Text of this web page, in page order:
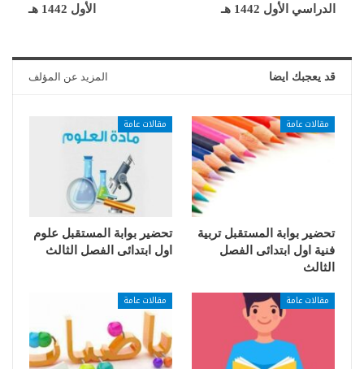
الدراسي الأول 1442 هـ
الأول 1442 هـ
قد يعجبك ايضا المزيد عن المؤلف
مقالات عامة
تحضير بوابة المستقبل تربية
فنية اول ابتدائى الفصل
الثالث
مقالات عامة
تحضير بوابة المستقبل علوم
اول ابتدائى الفصل الثالث
مقالات عامة مقالات عامة